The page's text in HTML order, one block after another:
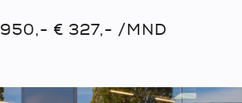
€ 327,- /MND